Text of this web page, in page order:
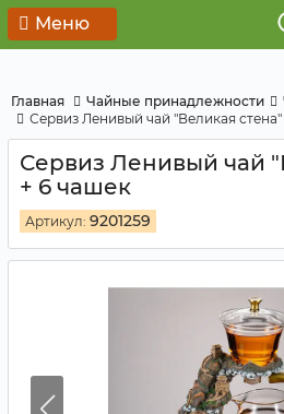
Меню
Главная Чайные принадлежности
Сервиз Ленивый чай "Великая
Сервиз Ленивый чай
+ 6 чашек
Артикул: 9201259